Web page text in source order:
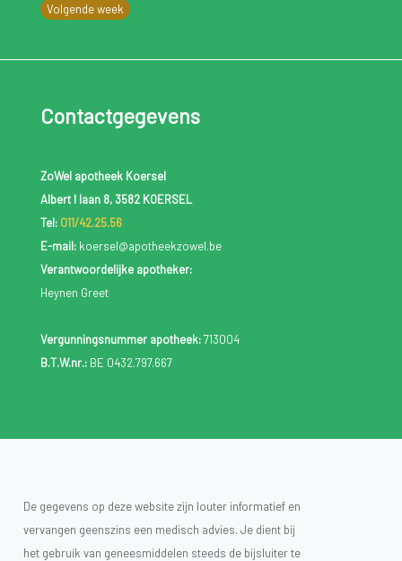
Volgende week
Contactgegevens
ZoWel apotheek Koersel
Albert I laan 8, 3582 KOERSEL
Tel: 011/42.25.56
E-mail: koersel@apotheekzowel.be
Verantwoordelijke apotheker:
Heynen Greet
Vergunningsnummer apotheek:713004
B.T.W.nr.:BE 0432.797.667
De gegevens op deze website zijn louter informatief en
vervangen geenszins een medisch advies. Je dient bij
het gebruik van geneesmiddelen steeds de bijsluiter te